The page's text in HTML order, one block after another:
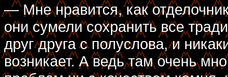
— Мне нравится, как
они сумели сохранить все
друг друга с полуслова, и
возникает. А ведь там очень